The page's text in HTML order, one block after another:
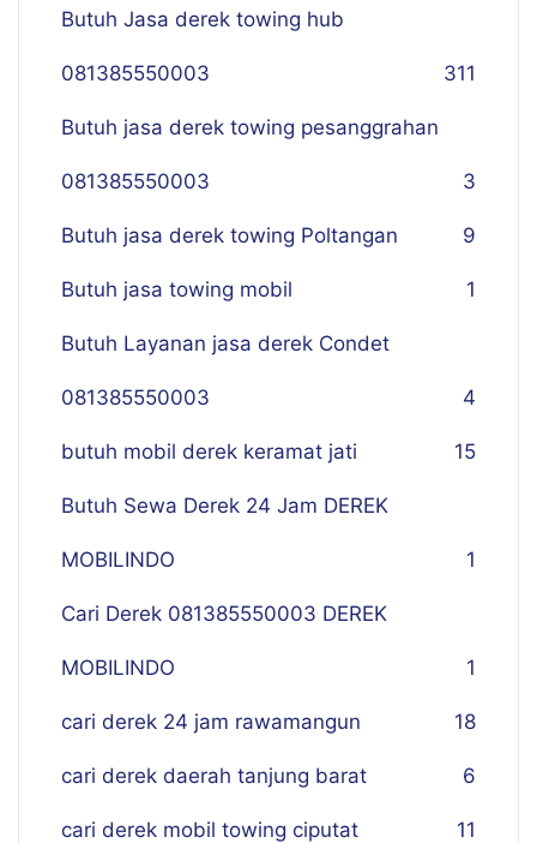
Butuh Jasa derek towing hub
081385550003 311
Butuh jasa derek towing pesanggrahan
081385550003 3
Butuh jasa derek towing Poltangan 9
Butuh jasa towing mobil 1
Butuh Layanan jasa derek Condet
081385550003 4
butuh mobil derek keramat jati 15
Butuh Sewa Derek 24 Jam DEREK
MOBILINDO 1
Cari Derek 081385550003 DEREK
MOBILINDO 1
cari derek 24 jam rawamangun 18
cari derek daerah tanjung barat 6
cari derek mobil towing ciputat 11